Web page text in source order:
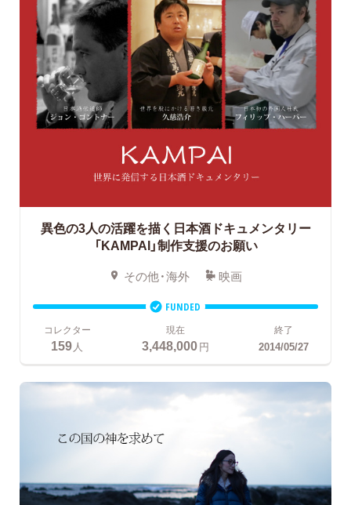
異色の3人の活躍を描く日本酒ドキュメンタリー
「KAMPAI」制作支援のお願い
その他・海外 映画
FUNDED
コレクター
159人
現在
3,448,000円
終了
2014/05/27